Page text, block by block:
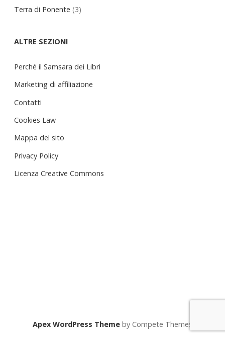
Terra di Ponente (3)
ALTRE SEZIONI
Perché il Samsara dei Libri
Marketing di affiliazione
Contatti
Cookies Law
Mappa del sito
Privacy Policy
Licenza Creative Commons
Apex WordPress Theme by Compete Themes